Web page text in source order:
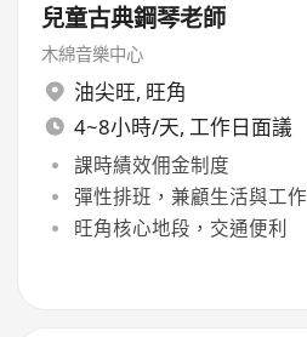
兒童古典鋼琴老師
木綿音樂中心
油尖旺, 旺角
4~8小時/天, 工作日面議
課時績效佣金制度
彈性排班，兼顧生活與工作
旺角核心地段，交通便利